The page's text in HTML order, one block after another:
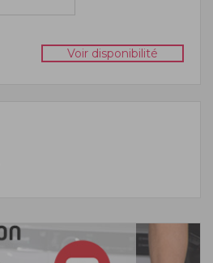
Voir disponibilité